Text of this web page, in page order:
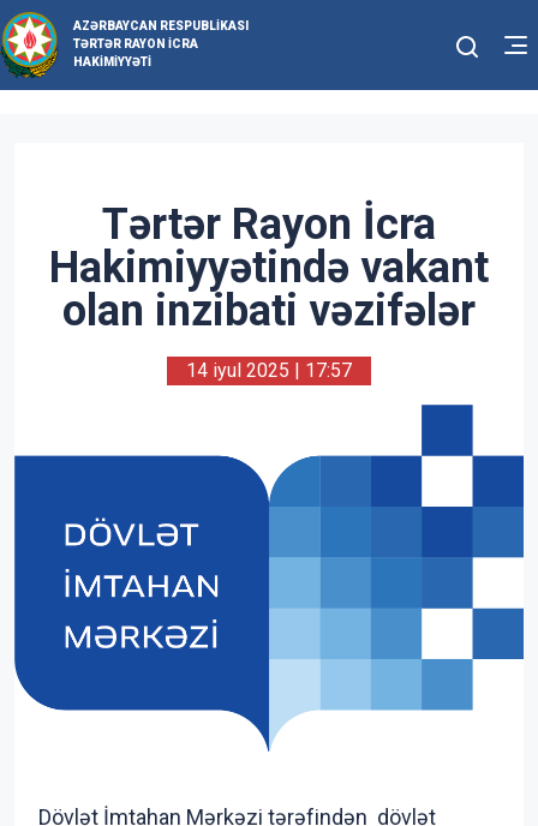
AZƏRBAYCAN RESPUBLIKASI
TƏRTƏR RAYON İCRA
HAKIMIYYƏTI
Tərtər Rayon İcra
Hakimiyyətində vakant
olan inzibati vəzifələr
14 iyul 2025 | 17:57
Dövlət İmtahan Mərkəzi tərəfindən dövlət